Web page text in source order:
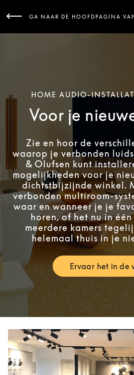
GA NAAR DE HOOFDPAGINA
HOME AUDIO-
Voor je
Zie en hoor de
waarop je verbonden
& Olufsen kunt
mogelijkheden voor je
dichtstbijzijnde winkel.
verbonden multiroom-
waar en wanneer je je
horen, of het nu in
meerdere kamers
helemaal thuis in je
Ervaar het in de
Link